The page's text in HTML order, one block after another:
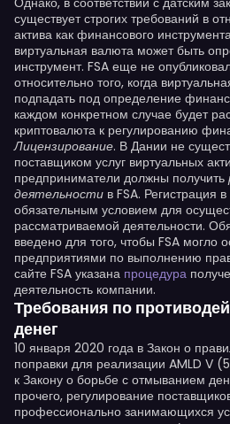
существует строгих требований в
актива как финансового
виртуальная валюта может быть
инструмент. FSA еще не
относительно того, когда
подпадать под определение
каждом конкретном случае будет
криптовалюта к регулированию
Лицензирование. В Дании не
поставщиком услуг виртуальных
предприниматели должны получить
деятельности в FSA. Регистрация
обязательным условием для
рассматриваемой деятельности.
введено для того, чтобы FSA могло
предприятиями по выполнению
сайте FSA указана процедура
деятельность компании.
Требования по
денег
10 января 2020 года в Закон о
поправки для реализации AMLD V
к Закону о борьбе с отмыванием
прочего, регулирование
профессионально занимающихся